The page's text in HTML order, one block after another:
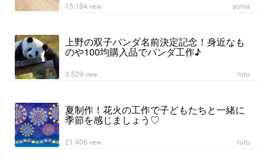
yuma
15,184 view
上野の双子パンダ名前決定記念！身近なも
のや100均購入品でパンダ工作♪
ruru
3,529 view
夏制作！花火の工作で子どもたちと一緒に
季節を感じましょう♡
ruru
21,406 view